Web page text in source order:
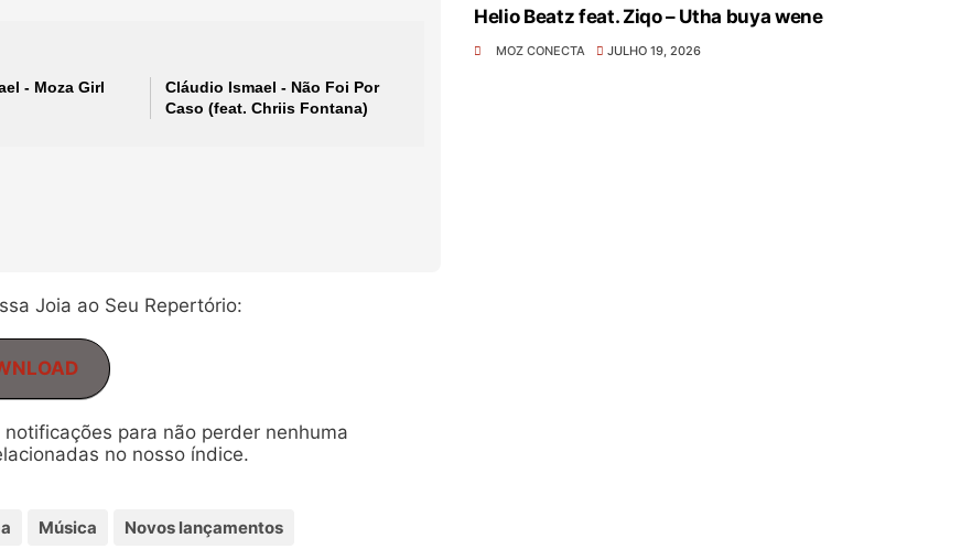
- Moza Girl
Cláudio Ismael - Não Foi Por
Caso (feat. Chriis Fontana)
Joia ao Seu Repertório:
para não perder nenhuma
no nosso índice.
Música Novos lançamentos
Helio Beatz feat. Ziqo – Utha buya wene
MOZ CONECTA JULHO 19, 2026